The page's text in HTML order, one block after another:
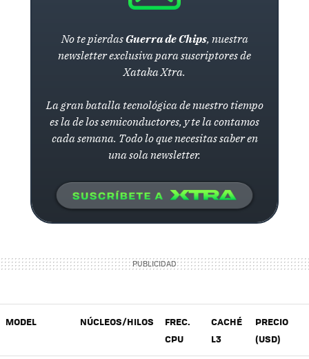
No te pierdasGuerra de Chips, nuestra
newsletter exclusiva para suscriptores de
Xataka Xtra.
La gran batalla tecnológica de nuestro tiempo
es la de los semiconductores, y te la contamos
cada semana. Todo lo que necesitas saber en
una sola newsletter.
MODEL NÚCLEOS/HILOS
FREC.
CPU
CACHÉ
L3
PRECIO
(USD)